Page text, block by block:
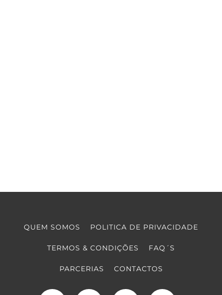
QUEM SOMOS POLITICA DE PRIVACIDADE
TERMOS & CONDIÇÕES FAQ´S
PARCERIAS CONTACTOS